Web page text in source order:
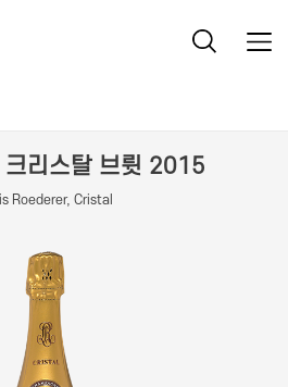
크리스탈 브륏 2015
Roederer, Cristal